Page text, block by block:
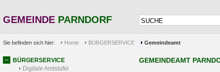
GEMEINDE PARNDORF
Sie befinden sich hier: Home BÜRGERSERVICE Gemeindeamt
BÜRGERSERVICE
Digitale Amtstafel
GEMEINDEAMT